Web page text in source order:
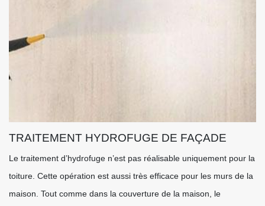
TRAITEMENT HYDROFUGE DE FAÇADE
Le traitement d’hydrofuge n’est pas réalisable uniquement pour la
toiture. Cette opération est aussi très efficace pour les murs de la
maison. Tout comme dans la couverture de la maison, le